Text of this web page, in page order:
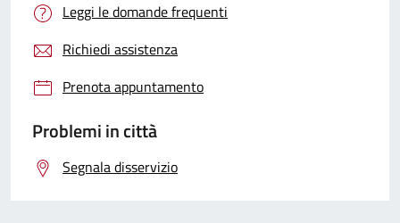
Leggi le domande frequenti
Richiedi assistenza
Prenota appuntamento
Problemi in città
Segnala disservizio